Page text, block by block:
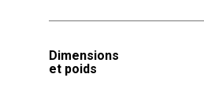
Dimensions
et poids